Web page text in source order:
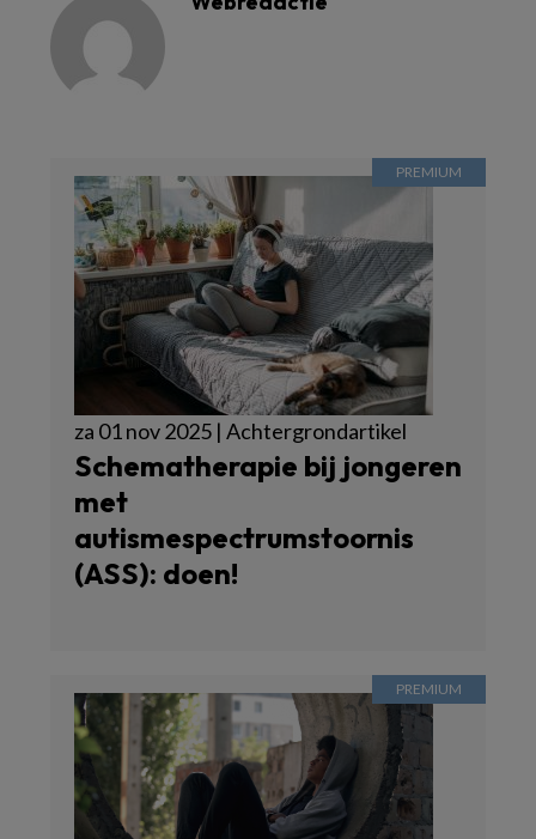
za 01 nov 2025 | Achtergrondartikel
Schematherapie bij jongeren
met
autismespectrumstoornis
(ASS): doen!